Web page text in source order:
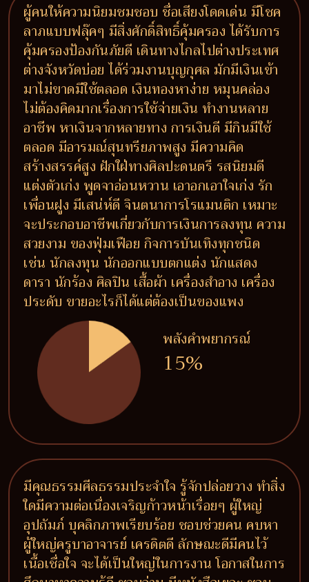
ผู้คนให้ความนิยมชมชอบ ชื่อเสียงโดดเด่น มีโชค
ลาภแบบฟลุ๊คๆ มีสิ่งศักดิ์สิทธิ์คุ้มครอง ได้รับการ
คุ้มครองป้องกันภัยดี เดินทางไกลไปต่างประเทศ
ต่างจังหวัดบ่อย ได้ร่วมงานบุญกุศล มักมีเงินเข้า
มาไม่ขาดมีใช้ตลอด เงินทองหาง่าย หมุนคล่อง
ไม่ต้องคิดมากเรื่องการใช้จ่ายเงิน ทำงานหลาย
อาชีพ หาเงินจากหลายทาง การเงินดี มีกินมีใช้
ตลอด มีอารมณ์สุนทรียภาพสูง มีความคิด
สร้างสรรค์สูง ฝักใฝ่ทางศิลปะดนตรี รสนิยมดี
แต่งตัวเก่ง พูดจาอ่อนหวาน เอาอกเอาใจเก่ง รัก
เพื่อนฝูง มีเสน่ห์ดี จินตนาการโรแมนติก เหมาะ
จะประกอบอาชีพเกี่ยวกับการเงินการลงทุน ความ
สวยงาม ของฟุ่มเฟือย กิจการบันเทิงทุกชนิด
เช่น นักลงทุน นักออกแบบตกแต่ง นักแสดง
ดารา นักร้อง ศิลปิน เสื้อผ้า เครื่องสำอาง เครื่อง
ประดับ ขายอะไรก็ได้แต่ต้องเป็นของแพง
พลังคำพยากรณ์
15%
มีคุณธรรมศีลธรรมประจำใจ รู้จักปล่อยวาง ทำสิ่ง
ใดมีความต่อเนื่องเจริญก้าวหน้าเรื่อยๆ ผู้ใหญ่
อุปถัมภ์ บุคลิกภาพเรียบร้อย ชอบช่วยคน คบหา
ผู้ใหญ่ครูบาอาจารย์ เครดิตดี ลักษณะดีมีคนไว้
เนื้อเชื่อใจ จะได้เป็นใหญ่ในการงาน โอกาสในการ